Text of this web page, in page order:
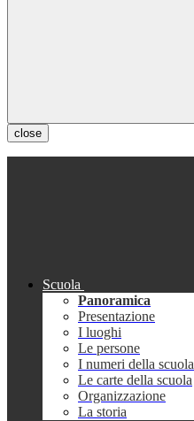
close
Scuola
Panoramica
Presentazione
I luoghi
Le persone
I numeri della scuola
Le carte della scuola
Organizzazione
La storia